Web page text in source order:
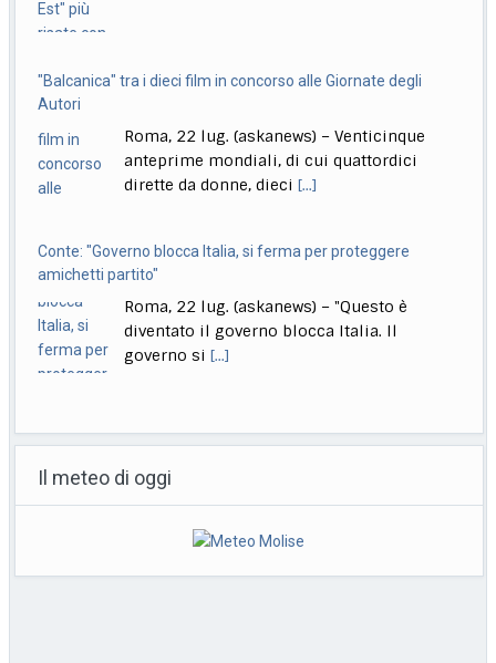
"Balcanica" tra i dieci film in concorso alle Giornate degli
Autori
Roma, 22 lug. (askanews) – Venticinque
anteprime mondiali, di cui quattordici
dirette da donne, dieci[...]
Conte: "Governo blocca Italia, si ferma per proteggere
amichetti partito"
Roma, 22 lug. (askanews) – "Questo è
diventato il governo blocca Italia. Il
governo si[...]
certi toni..
Bologna, 22 lug. (askanews) – "Non voglio
Il meteo di oggi